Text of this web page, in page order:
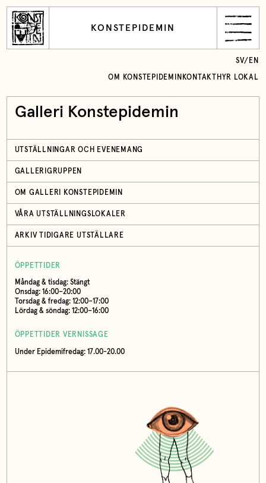
KONSTEPIDEMIN
OM KONSTEPIDEMIN KONTAKT HYR LOKAL
SV/ EN
Galleri Konstepidemin
UTSTÄLLNINGAR OCH EVENEMANG
GALLERIGRUPPEN
OM GALLERI KONSTEPIDEMIN
VÅRA UTSTÄLLNINGSLOKALER
ARKIV TIDIGARE UTSTÄLLARE
ÖPPETTIDER
Måndag & tisdag: Stängt
Onsdag: 16:00–20:00
Torsdag & fredag: 12:00–17:00
Lördag & söndag: 12:00–16:00
ÖPPETTIDER VERNISSAGE
Under Epidemifredag: 17.00-20.00